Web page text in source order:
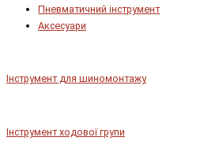
Пневматичний інструмент
Аксесуари
Інструмент для шиномонтажу
Інструмент ходової групи